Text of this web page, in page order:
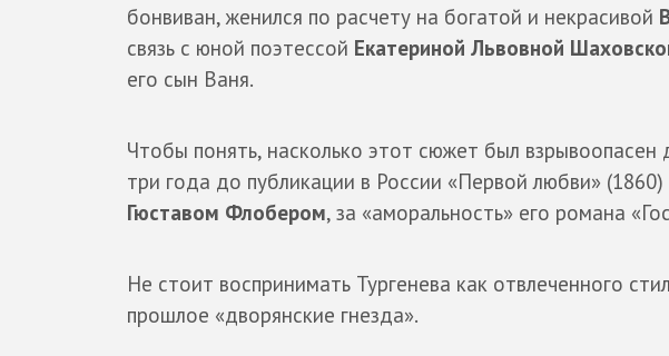
бонвиван, женился по расчету на богатой и некрасивой
связь с юной поэтессой Екатериной Львовной
его сын Ваня.
Чтобы понять, насколько этот сюжет был
три года до публикации в России «Первой любви»
Гюставом Флобером, за «аморальность» его романа
Не стоит воспринимать Тургенева как отвлеченного
прошлое «дворянские гнезда».